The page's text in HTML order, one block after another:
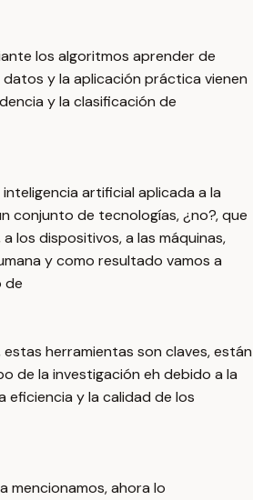
los algoritmos aprender de
y la aplicación práctica vienen
y la clasificación de
inteligencia artificial aplicada a la
conjunto de tecnologías, ¿no?, que
los dispositivos, a las máquinas,
y como resultado vamos a
de
herramientas son claves, están
de la investigación eh debido a la
eficiencia y la calidad de los
mencionamos, ahora lo